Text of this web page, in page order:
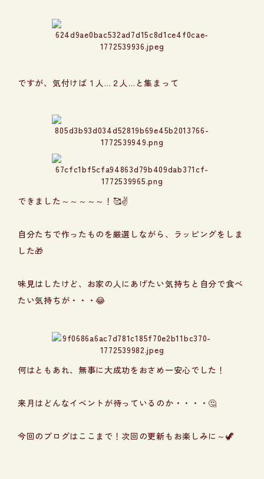
ですが、気付けば１人…２人…と集まって
できました～～～～～！🥰✌️
自分たちで作ったものを厳選しながら、ラッピングをしま
した🎁
味見はしたけど、お家の人にあげたい気持ちと自分で食べ
たい気持ちが・・・😂
何はともあれ、無事に大成功をおさめ一安心でした！
来月はどんなイベントが待っているのか・・・・🤔
今回のブログはここまで！次回の更新もお楽しみに～🦖